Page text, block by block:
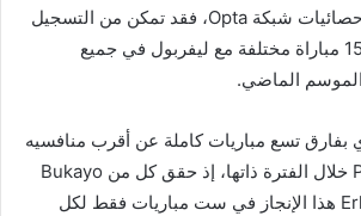
هذا الموسم. ووفقاً لإحصائيات شبكة Opta، فقد تمكن من التسجيل
وصناعة الأهداف في 15 مباراة مختلفة مع ليفربول في جميع
الموسم الماضي.
بفارق تسع مباريات كاملة عن أقرب منافسيه
في Premier League خلال الفترة ذاتها، إذ حقق كل من Bukayo
Saka وErling Haaland هذا الإنجاز في ست مباريات فقط لكل